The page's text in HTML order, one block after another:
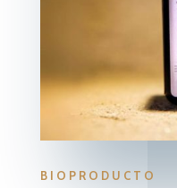
BIOPRODUCTO